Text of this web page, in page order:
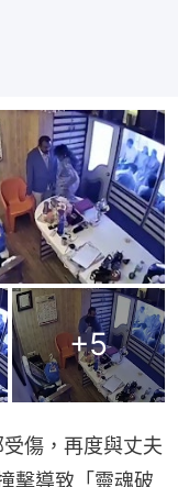
+5
傷，再度與丈夫
擊導致「靈魂破